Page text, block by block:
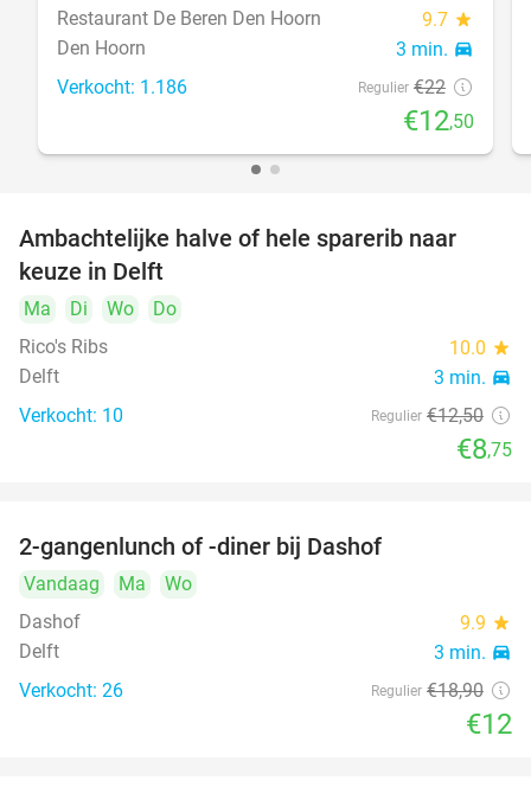
Restaurant De Beren Den Hoorn
9.7 star
Den Hoorn 3 min. directions_car
Verkocht: 1.186 Regulier €22
€12,50
Ambachtelijke halve of hele sparerib naar
keuze in Delft
Ma Di Wo
Do
Rico's Ribs
10.0 star
Delft 3 min. directions_car
Verkocht: 10 Regulier €12,50
€8,75
2-gangenlunch of -diner bij Dashof
Vandaag Ma
Wo
Dashof
9.9 star
Delft 3 min. directions_car
Verkocht: 26 Regulier €18,90
€12